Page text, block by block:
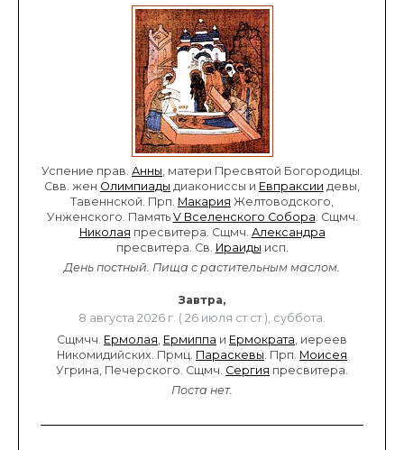
Успение прав. Анны, матери Пресвятой Богородицы.
Свв. жен Олимпиады диакониссы и Евпраксии девы,
Тавеннской. Прп. Макария Желтоводского,
Унженского. Память V Вселенского Собора. Сщмч.
Николая пресвитера. Сщмч. Александра
пресвитера. Св. Ираиды исп.
День постный. Пища с растительным маслом.
Завтра,
8 августа 2026 г. ( 26 июля ст.ст.), суббота.
Сщмчч. Ермолая, Ермиппа и Ермократа, иереев
Никомидийских. Прмц. Параскевы. Прп. Моисея
Угрина, Печерского. Сщмч. Сергия пресвитера.
Поста нет.